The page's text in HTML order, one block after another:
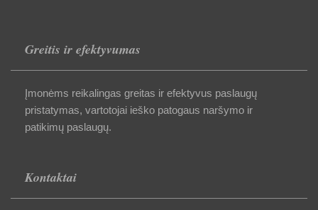
Greitis ir efektyvumas
Įmonėms reikalingas greitas ir efektyvus paslaugų
pristatymas, vartotojai ieško patogaus naršymo ir
patikimų paslaugų.
Kontaktai